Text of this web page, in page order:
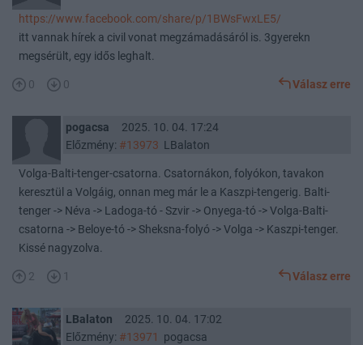
https://www.facebook.com/share/p/1BWsFwxLE5/
itt vannak hírek a civil vonat megzámadásáról is. 3gyerekn
megsérült, egy idős leghalt.
0 0 Válasz erre
pogacsa
2025. 10. 04. 17:24
Előzmény: #13973 LBalaton
Volga-Balti-tenger-csatorna. Csatornákon, folyókon, tavakon
keresztül a Volgáig, onnan meg már le a Kaszpi-tengerig. Balti-
tenger -> Néva -> Ladoga-tó - Szvir -> Onyega-tó -> Volga-Balti-
csatorna -> Beloye-tó -> Sheksna-folyó -> Volga -> Kaszpi-tenger.
Kissé nagyzolva.
2 1 Válasz erre
LBalaton
2025. 10. 04. 17:02
Előzmény: #13971 pogacsa